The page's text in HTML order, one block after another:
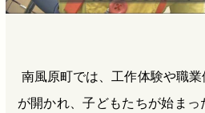
南風原町では、工作体験や職
が開かれ、子どもたちが始ま